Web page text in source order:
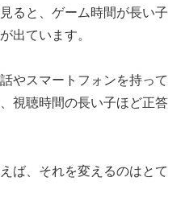
ると、ゲーム時間が長い子
出ています。
やスマートフォンを持って
視聴時間の長い子ほど正答
ば、それを変えるのはとて